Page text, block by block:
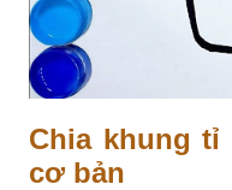
Chia khung tỉ
cơ bản